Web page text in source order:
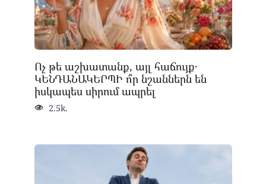
Ոչ թե աշխատանք, այլ հաճույք․
ԿԵՆԴԱՆԱԿԵՐՊԻ ո՞ր նշաններն են
իսկապես սիրում ապրել
2.5k.